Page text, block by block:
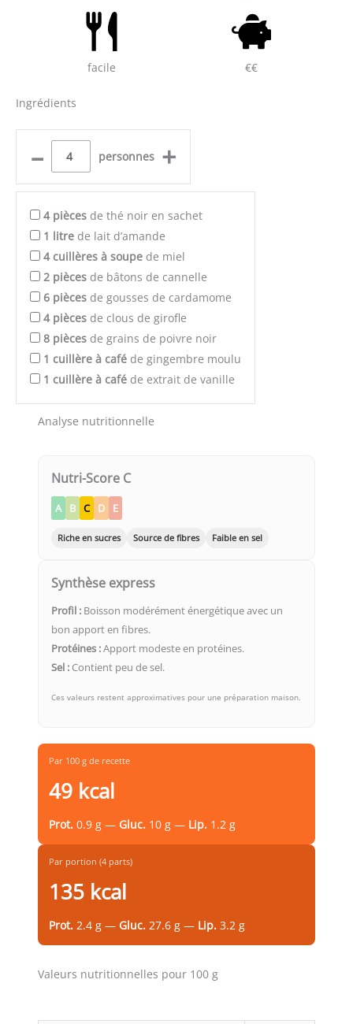
facile €€
Ingrédients
– personnes +
4 pièces de thé noir en sachet
1 litre de lait d’amande
4 cuillères à soupe de miel
2 pièces de bâtons de cannelle
6 pièces de gousses de cardamome
4 pièces de clous de girofle
8 pièces de grains de poivre noir
1 cuillère à café de gingembre moulu
1 cuillère à café de extrait de vanille
Analyse nutritionnelle
Nutri-Score C
A B C D E
Riche en sucres Source de fibres Faible en sel
Synthèse express
Profil : Boisson modérément énergétique avec un
bon apport en fibres.
Protéines :Apport modeste en protéines.
Sel : Contient peu de sel.
Ces valeurs restent approximatives pour une préparation maison.
Par 100 g de recette
49 kcal
Prot. 0.9 g — Gluc. 10 g — Lip. 1.2 g
Par portion (4 parts)
135 kcal
Prot. 2.4 g — Gluc. 27.6 g — Lip. 3.2 g
Valeurs nutritionnelles pour 100 g